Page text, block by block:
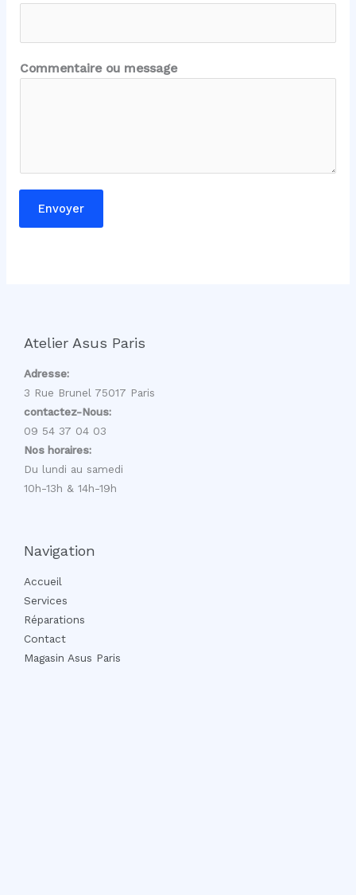
o
E
-
m
Commentaire ou message
Envoyer
Atelier Asus Paris
Adresse:
3 Rue Brunel 75017 Paris
contactez-Nous:
09 54 37 04 03
Nos horaires:
Du lundi au samedi
10h-13h & 14h-19h
Navigation
Accueil
Services
Réparations
Contact
Magasin Asus Paris